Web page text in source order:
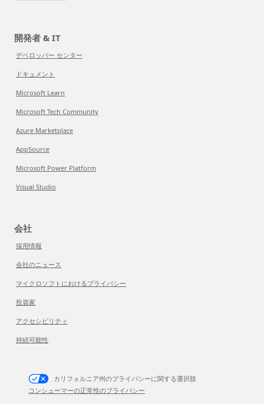
開発者 & IT
デベロッパー センター
ドキュメント
Microsoft Learn
Microsoft Tech Community
Azure Marketplace
AppSource
Microsoft Power Platform
Visual Studio
会社
採用情報
会社のニュース
マイクロソフトにおけるプライバシー
投資家
アクセシビリティ
持続可能性
カリフォルニア州のプライバシーに関する選択肢
コンシューマーの正常性のプライバシー